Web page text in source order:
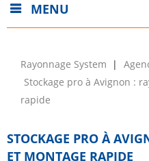
MENU
Rayonnage System
Stockage pro à Avignon :
rapide
STOCKAGE PRO À
ET MONTAGE RAPIDE